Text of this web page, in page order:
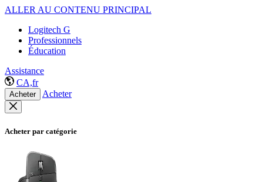
ALLER AU CONTENU PRINCIPAL
Logitech G
Professionnels
Éducation
Assistance
CA,fr
Acheter Acheter
Acheter par catégorie